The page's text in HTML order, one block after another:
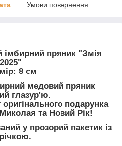
Умови повернення
імбирний пряник "Змія
2025"
8 см
медовий пряник
глазур'ю.
подарунка
та Новий Рік!
у прозорий пакетик із